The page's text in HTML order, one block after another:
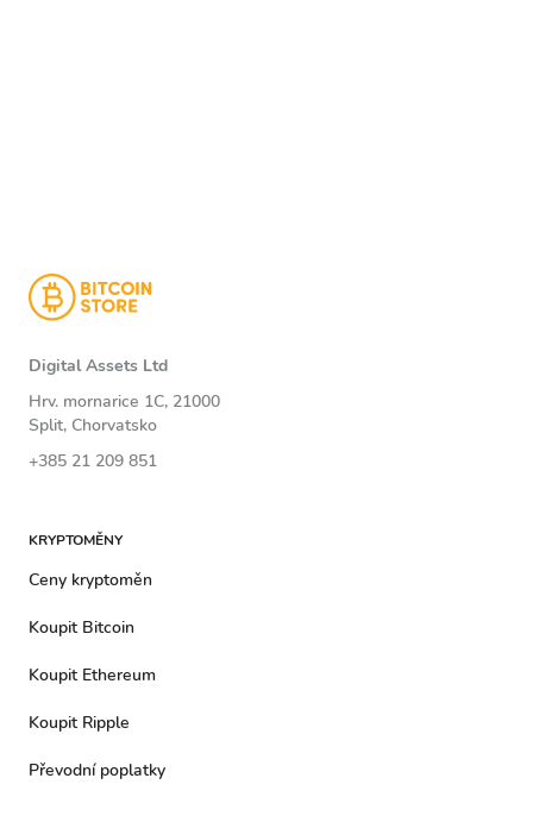
Digital Assets Ltd
Hrv. mornarice 1C, 21000
Split, Chorvatsko
+385 21 209 851
KRYPTOMĚNY
Ceny kryptoměn
Koupit Bitcoin
Koupit Ethereum
Koupit Ripple
Převodní poplatky